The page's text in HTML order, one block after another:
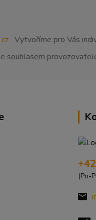
. Vytvoříme pro Vás
souhlasem
(Po-